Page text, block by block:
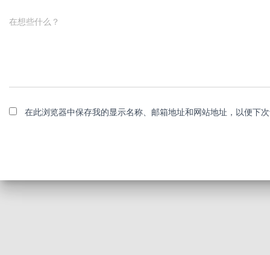
在想些什么？
在此浏览器中保存我的显示名称、邮箱地址和网站地址，以便下